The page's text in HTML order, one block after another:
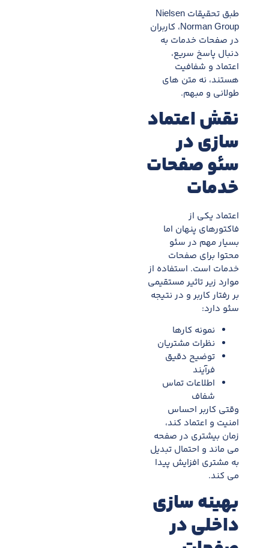
طبق تحقیقات Nielsen
Norman Group، کاربران
در صفحات خدمات به
دنبال پاسخ سریع،
اعتماد و شفافیت
هستند، نه متن های
طولانی و مبهم.
نقش اعتماد
سازی در
سئو صفحات
خدمات
اعتماد یکی از
فاکتورهای پنهان اما
بسیار مهم در سئو
محتوا برای صفحات
خدمات است. استفاده از
موارد زیر تاثیر مستقیمی
بر رفتار کاربر و در نتیجه
سئو دارد:
نمونه کارها
نظرات مشتریان
توضیح دقیق
فرآیند
اطلاعات تماس
شفاف
وقتی کاربر احساس
امنیت و اعتماد کند،
زمان بیشتری در صفحه
می ماند و احتمال تبدیل
به مشتری افزایش پیدا
می کند.
بهینه سازی
داخلی در